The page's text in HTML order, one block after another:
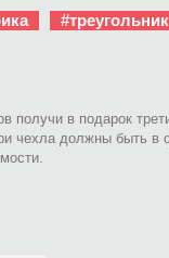
#треугольник
получи в подарок
чехла должны быть в